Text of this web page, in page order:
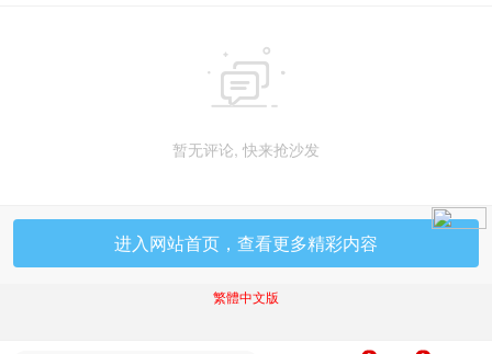

暂无评论, 快来抢沙发
进入网站首页，查看更多精彩内容
繁體中文版